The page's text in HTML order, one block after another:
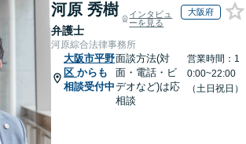
河原 秀樹
弁護士
インタビュ
ーを見る
大阪府
河原綜合法律事務所
大阪市平野
区 からも
相談受付中
面談方法(対
面・電話・ビ
デオなど)は応
相談
営業時間：1
0:00~22:00
（土日祝日）